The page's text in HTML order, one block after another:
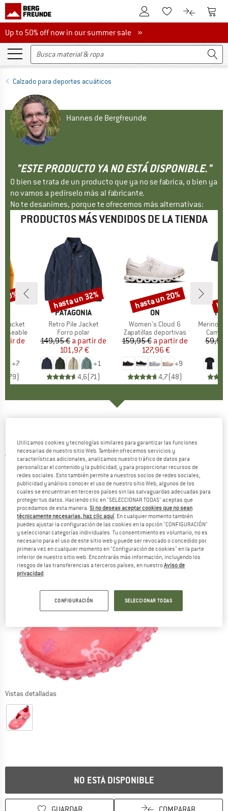
A la cuenta de cliente
A la lista de
A la A la
Up to 50% off now in our summer sale
Up to 50% off now in our summer sale »
Calzado para deportes acuáticos
Hannes de Bergfreunde
"ESTE PRODUCTO YA NO ESTÁ DISPONIBLE."
O bien se trata de un producto que ya no se fabrica, o bien ya
no vamos a pedírselo más al fabricante.
No te desanimes, porque te ofrecemos más alternativas:
PRODUCTOS MÁS VENDIDOS DE LA TIENDA
Jacket
reducido
de
+7
79)
MARCA
PATAGONIA
Artículo
Retro Pile Jacket
Product group
Forro polar
Precio
149,95 € Precio reducido
a partir de
101,97 €
+1
4,6(71)
Descuento
hasta un 32%
MARCA
ON
Artículo
Women's Cloud 6
Product group
Zapatillas deportivas
Precio
159,95 € Precio reducido
a partir de
127,96 €
+9
4,7(48)
Descuento
hasta un 20%
Artículo
MerinoMix150
59,95
Calzado deportes acuáticos
4,0 (1)
Vistas detalladas
NO ESTÁ DISPONIBLE
Utilizamos cookies y tecnologías similares para garantizar las funciones
necesarias de nuestro sitio Web. También ofrecemos servicios y
características adicionales, analizamos nuestro tráfico de datos para
personalizar el contenido y la publicidad, y para proporcionar recursos de
redes sociales. Esto también permite a nuestros socios de redes sociales,
publicidad y análisis conocer el uso de nuestro sitio Web, algunos de los
cuales se encuentran en terceros países sin las salvaguardas adecuadas para
proteger tus datos. Haciendo clic en "SELECCIONAR TODAS" aceptas que
procedamos de esta manera.Si no deseas aceptar cookies que no sean
técnicamente necesarias, haz clic aquí. En cualquier momento también
puedes ajustar la configuración de las cookies en la opción "CONFIGURACIÓN"
y seleccionar categorías individuales. Tu consentimiento es voluntario, no es
necesario para el uso de este sitio web y puede ser revocado o concedido por
primera vez en cualquier momento en "Configuración de cookies" en la parte
inferior de nuestro sitio web. Encontrarás más información, incluyendo los
riesgos de las transferencias a terceros países, en nuestroAviso de
privacidad.
CONFIGURACIÓN SELECCIONAR TODAS